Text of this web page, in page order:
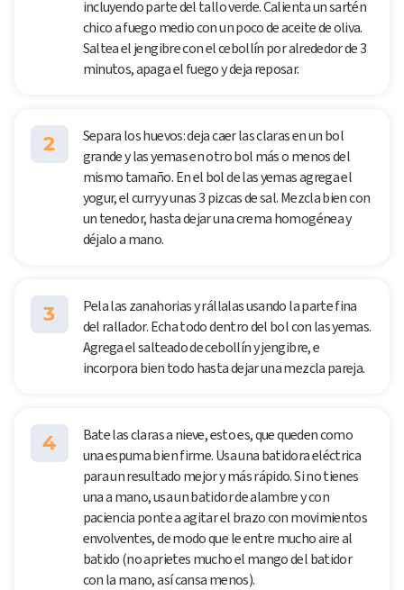
incluyendo parte del tallo verde. Calienta un sartén
chico a fuego medio con un poco de aceite de oliva.
Saltea el jengibre con el cebollín por alrededor de 3
minutos, apaga el fuego y deja reposar.
2
Separa los huevos: deja caer las claras en un bol
grande y las yemas en otro bol más o menos del
mismo tamaño. En el bol de las yemas agrega el
yogur, el curry y unas 3 pizcas de sal. Mezcla bien con
un tenedor, hasta dejar una crema homogénea y
déjalo a mano.
3
Pela las zanahorias y rállalas usando la parte fina
del rallador. Echa todo dentro del bol con las yemas.
Agrega el salteado de cebollín y jengibre, e
incorpora bien todo hasta dejar una mezcla pareja.
4
Bate las claras a nieve, esto es, que queden como
una espuma bien firme. Usa una batidora eléctrica
para un resultado mejor y más rápido. Si no tienes
una a mano, usa un batidor de alambre y con
paciencia ponte a agitar el brazo con movimientos
envolventes, de modo que le entre mucho aire al
batido (no aprietes mucho el mango del batidor
con la mano, así cansa menos).